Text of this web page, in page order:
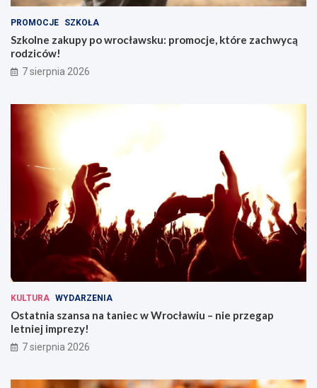
PROMOCJE SZKOŁA
Szkolne zakupy po wrocławsku: promocje, które zachwycą
rodziców!
7 sierpnia 2026
KULTURA WYDARZENIA
Ostatnia szansa na taniec w Wrocławiu – nie przegap
letniej imprezy!
7 sierpnia 2026